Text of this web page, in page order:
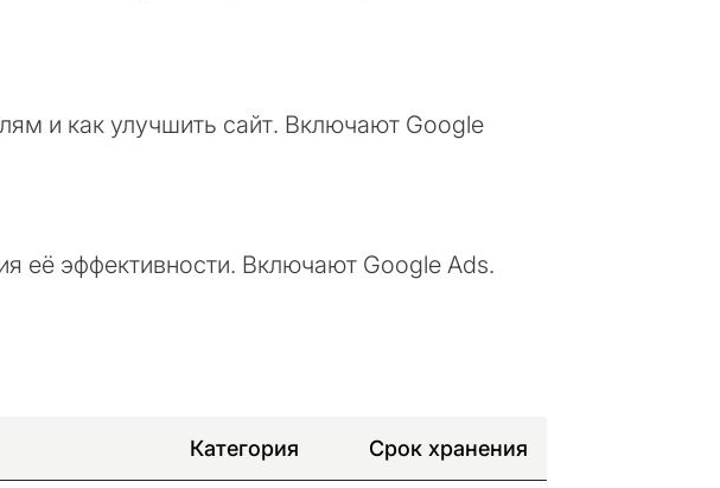
и как улучшить сайт. Включают Google
её эффективности. Включают Google Ads.
Категория Срок хранения